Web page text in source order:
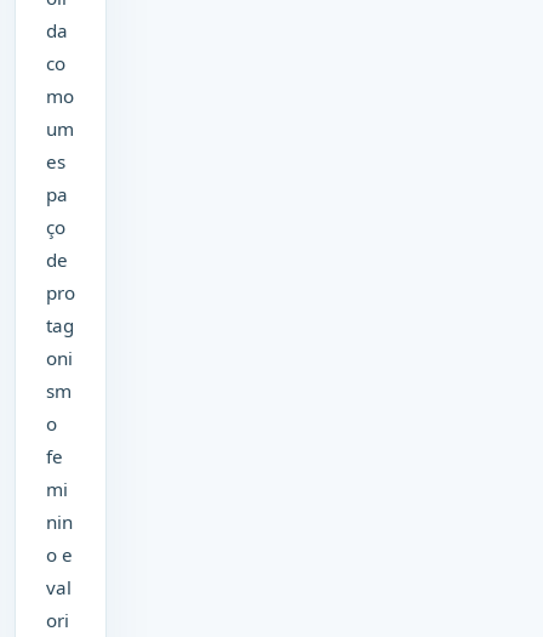
da
co
mo
um
es
pa
ço
de
pro
tag
oni
sm
o
fe
mi
nin
o e
val
ori